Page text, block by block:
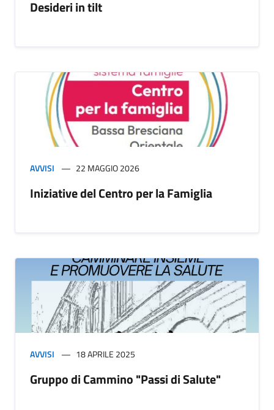
Desideri in tilt
AVVISI 22 MAGGIO 2026
Iniziative del Centro per la Famiglia
AVVISI 18 APRILE 2025
Gruppo di Cammino "Passi di Salute"